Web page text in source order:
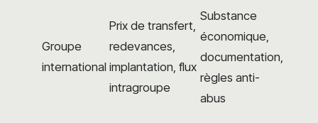
Groupe
international
Prix de transfert,
redevances,
implantation, flux
intragroupe
Substance
économique,
documentation,
règles anti-
abus